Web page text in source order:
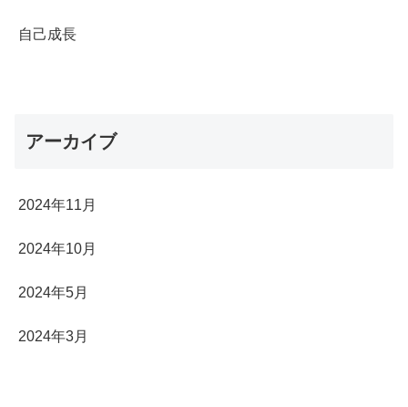
自己成長
アーカイブ
2024年11月
2024年10月
2024年5月
2024年3月